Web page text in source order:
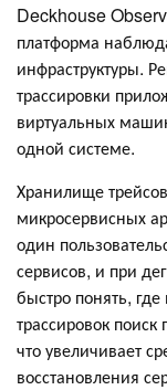
Deckhouse
платформа
инфраструктуры.
трассировки
виртуальных
одной системе.
Хранилище
микросервисных
один
сервисов, и при
быстро понять,
трассировок
что увеличивает
восстановления